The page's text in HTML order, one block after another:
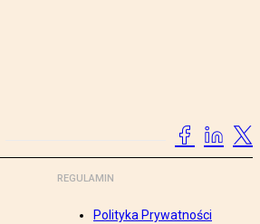
REGULAMIN
Polityka Prywatności